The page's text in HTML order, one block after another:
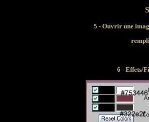
5 - Ouvrir une
6 - Effets/